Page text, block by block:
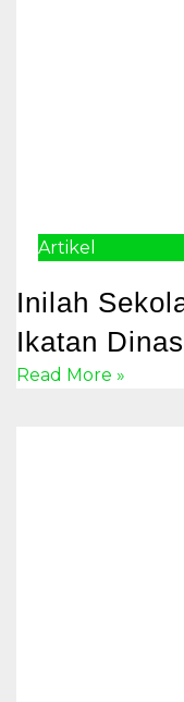
Artikel
Inilah
Ikatan Dinas
Read More »